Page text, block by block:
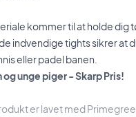
kommer til at holde dig
indvendige tights sikrer at
eller padel banen.
unge piger - Skarp Pris!
er lavet med